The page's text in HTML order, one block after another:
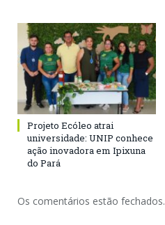
Projeto Ecóleo atrai
universidade: UNIP conhece
ação inovadora em Ipixuna
do Pará
Os comentários estão fechados.